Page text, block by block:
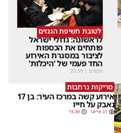
לטובת חשיפת הגנזים
לראשונה: גדולי ישראל
פותחים את הכספות
לציבור במסגרת האירוע
החד פעמי של 'היכלות'
מקודם |
20:39
סריקות נרחבות
אירוע קשה במרכז העיר: בן 17
נאבק על חייו
דב אייזנר 15:39